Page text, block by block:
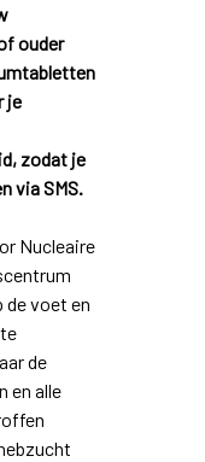
ouder
je
zodat je
via SMS.
Nucleaire
de voet en
de
en alle